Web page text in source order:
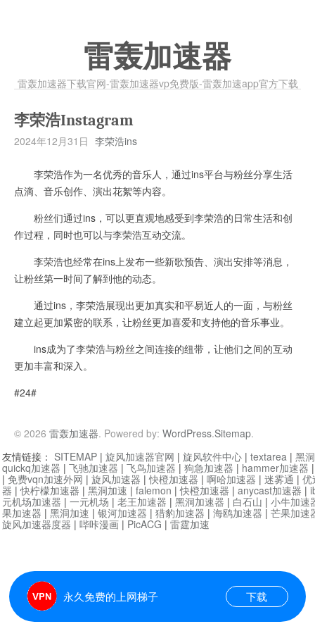
雷轰加速器
雷轰加速器下载官网-雷轰加速器vp免费版-雷轰加速app官方下载
李荣浩Instagram
2024年12月31日 李荣浩ins
李荣浩作为一名优秀的音乐人，通过ins平台与粉丝分享生活
点滴、音乐创作、演出花絮等内容。
粉丝们通过ins，可以更直观地感受到李荣浩的日常生活和创
作过程，同时也可以与李荣浩互动交流。
李荣浩也经常在ins上发布一些新歌预告、演出安排等消息，
让粉丝第一时间了解到他的动态。
通过ins，李荣浩展现出更加真实和平易近人的一面，与粉丝
建立起更加紧密的联系，让粉丝更加喜爱和支持他的音乐事业。
ins成为了李荣浩与粉丝之间连接的纽带，让他们之间的互动
更加丰富和深入。
#24#
© 2026 雷轰加速器. Powered by: WordPress.Sitemap.
永久免费的上网梯子 下载
友情链接： SITEMAP | 旋风加速器官网 | 旋风软件中心 | textarea | 黑
quickq加速器 | 飞驰加速器 | 飞鸟加速器 | 狗急加速器 | hammer加速器
| 免费vqn加速外网 | 旋风加速器 |快橙加速器 | 啊哈加速器 | 迷雾通 | 优
器 |快柠檬加速器 | 黑洞加速 | falemon |快橙加速器 | anycast加速器 |
元机场加速器 | 一元机场 | 老王加速器 | 黑洞加速器 | 白石山 | 小牛加速
果加速器 | 黑洞加速 | 银河加速器 | 猎豹加速器 | 海鸥加速器 | 芒果加速
旋风加速器度器 | 哔咔漫画 | PicACG | 雷霆加速